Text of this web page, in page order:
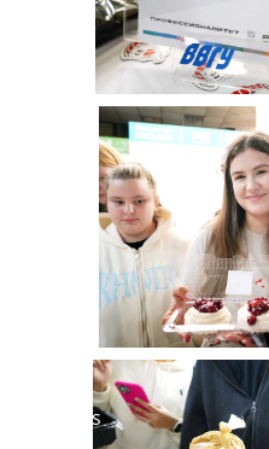
Worldskills